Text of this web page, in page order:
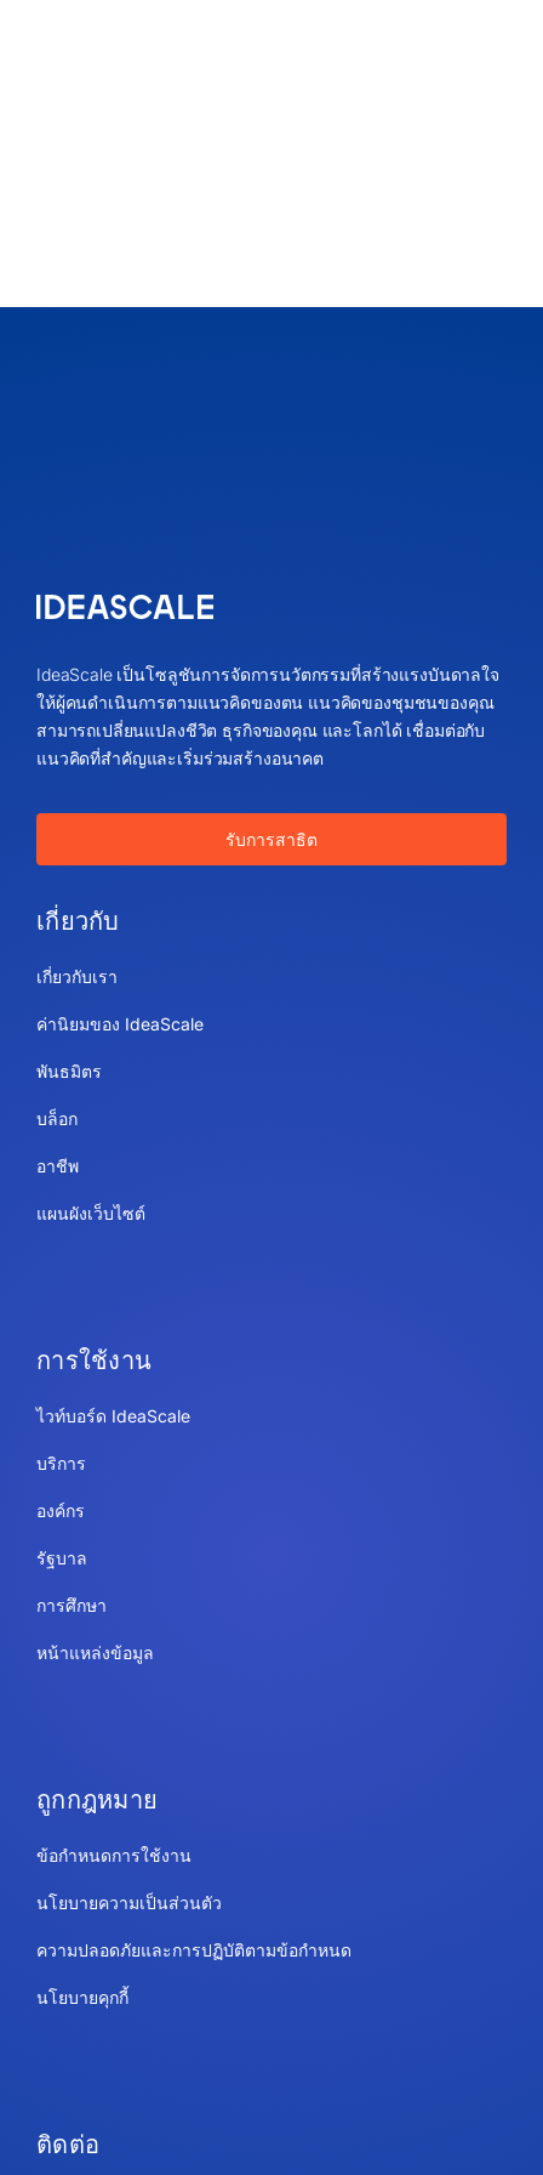
IdeaScale เป็นโซลูชันการจัดการนวัตกรรมที่สร้างแรงบันดาลใจ
ให้ผู้คนดำเนินการตามแนวคิดของตน แนวคิดของชุมชนของคุณ
สามารถเปลี่ยนแปลงชีวิต ธุรกิจของคุณ และโลกได้ เชื่อมต่อกับ
แนวคิดที่สำคัญและเริ่มร่วมสร้างอนาคต
รับการสาธิต
เกี่ยวกับ
เกี่ยวกับเรา
ค่านิยมของ IdeaScale
พันธมิตร
บล็อก
อาชีพ
แผนผังเว็บไซต์
การใช้งาน
ไวท์บอร์ด IdeaScale
บริการ
องค์กร
รัฐบาล
การศึกษา
หน้าแหล่งข้อมูล
ถูกกฎหมาย
ข้อกำหนดการใช้งาน
นโยบายความเป็นส่วนตัว
ความปลอดภัยและการปฏิบัติตามข้อกำหนด
นโยบายคุกกี้
ติดต่อ